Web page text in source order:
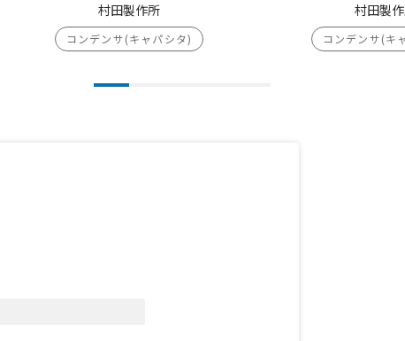
村田製作所
コンデンサ(キャパシタ)
村田製
コンデンサ(キ